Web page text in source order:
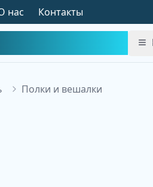
нас Контакты
Полки и вешалки